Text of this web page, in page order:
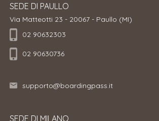
SEDE DI PAULLO
Via Matteotti 23 - 20067 - Paullo (MI)
02 90632303
02 90630736
supporto@boardingpass.it
SEDE DI MILANO